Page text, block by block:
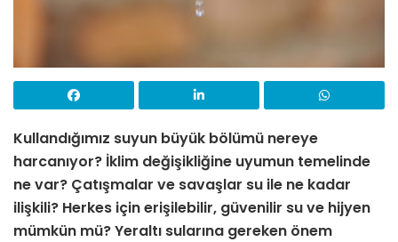
Kullandığımız suyun büyük bölümü nereye
harcanıyor? İklim değişikliğine uyumun temelinde
ne var? Çatışmalar ve savaşlar su ile ne kadar
ilişkili? Herkes için erişilebilir, güvenilir su ve hijyen
mümkün mü? Yeraltı sularına gereken önem